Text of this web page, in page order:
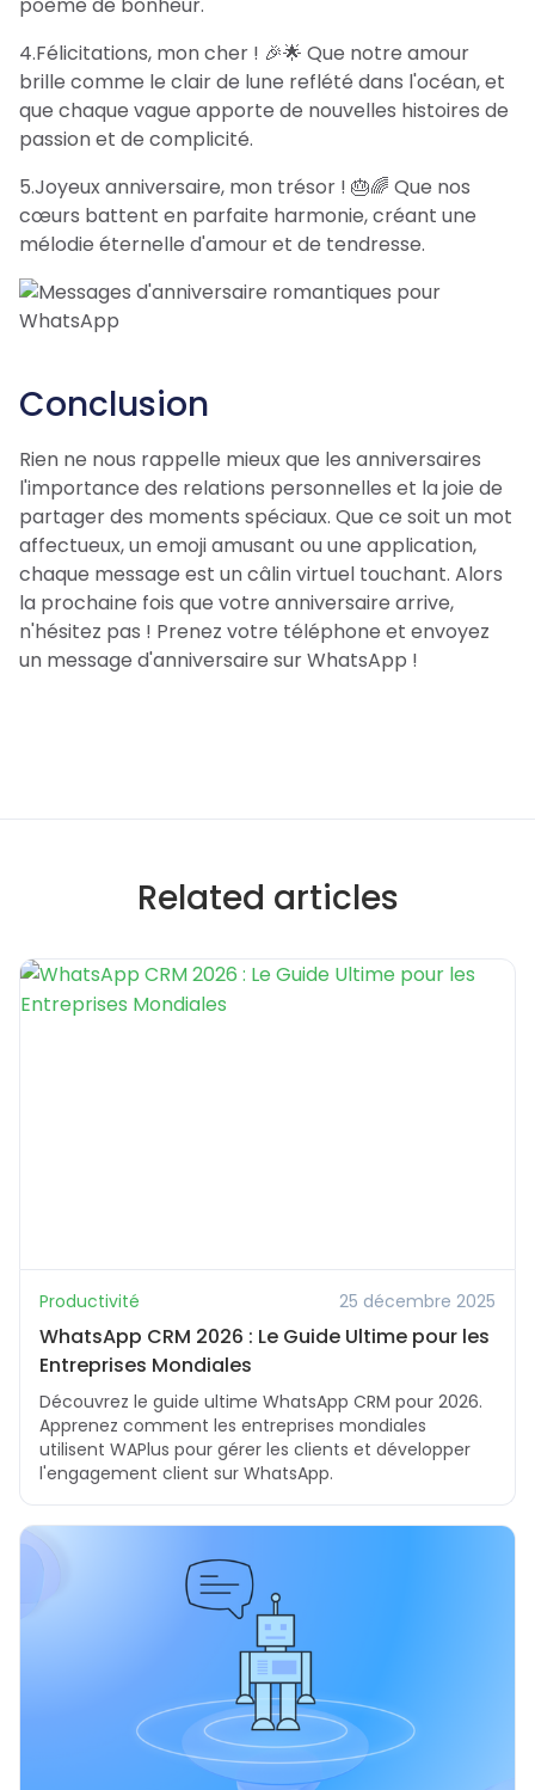
4.Félicitations, mon cher ! 🎉🌟 Que notre amour
brille comme le clair de lune reflété dans l'océan, et
que chaque vague apporte de nouvelles histoires de
passion et de complicité.
5.Joyeux anniversaire, mon trésor ! 🎂🌈 Que nos
cœurs battent en parfaite harmonie, créant une
mélodie éternelle d'amour et de tendresse.
Conclusion
Rien ne nous rappelle mieux que les anniversaires
l'importance des relations personnelles et la joie de
partager des moments spéciaux. Que ce soit un mot
affectueux, un emoji amusant ou une application,
chaque message est un câlin virtuel touchant. Alors
la prochaine fois que votre anniversaire arrive,
n'hésitez pas ! Prenez votre téléphone et envoyez
un message d'anniversaire sur WhatsApp !
Related articles
Productivité 25 décembre 2025
WhatsApp CRM 2026 : Le Guide Ultime pour les
Entreprises Mondiales
Découvrez le guide ultime WhatsApp CRM pour 2026.
Apprenez comment les entreprises mondiales
utilisent WAPlus pour gérer les clients et développer
l'engagement client sur WhatsApp.